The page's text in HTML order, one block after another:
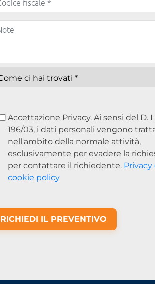
Accettazione Privacy. Ai sensi del D.
196/03, i dati personali vengono
nell'ambito della normale attività,
esclusivamente per evadere la
per contattare il richiedente. Privacy
cookie policy
RICHIEDI IL PREVENTIVO